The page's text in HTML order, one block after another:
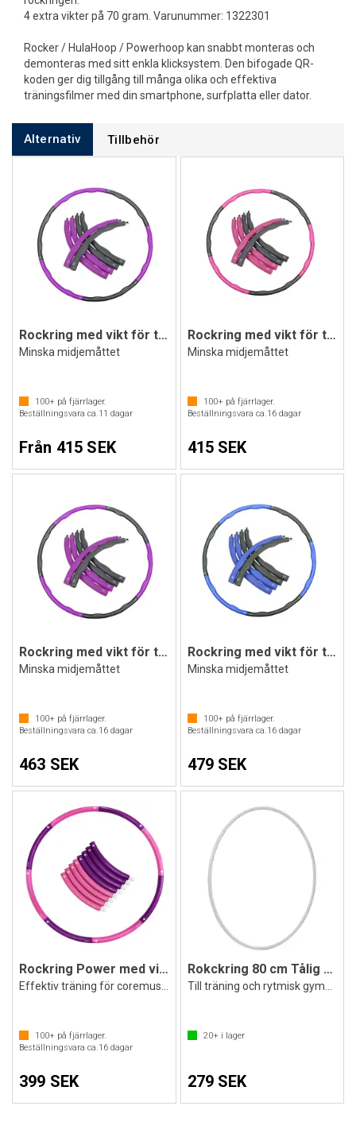
4 extra vikter på 70 gram. Varunummer: 1322301
Rocker / HulaHoop / Powerhoop kan snabbt monteras och
demonteras med sitt enkla klicksystem. Den bifogade QR-
koden ger dig tillgång till många olika och effektiva
träningsfilmer med din smartphone, surfplatta eller dator.
Alternativ Tillbehör
Rockring med vikt för träning
Minska midjemåttet
100+ på fjärrlager.
Beställningsvara ca.11 dagar
Från 415 SEK
Rockring med vikt för träning 1,2 kg
Minska midjemåttet
100+på fjärrlager.
Beställningsvara ca.16dagar
415 SEK
Rockring med vikt för träning 1,5 kg
Minska midjemåttet
100+ på fjärrlager.
Beställningsvara ca.16 dagar
463 SEK
Rockring med vikt för träning 1,8 kg
Minska midjemåttet
100+på fjärrlager.
Beställningsvara ca.16dagar
479 SEK
Rockring Power med vikt 1,4 kg
100+ på fjärrlager.
Beställningsvara ca.16 dagar
399 SEK
Rokckring 80 cm Tålig och slitstark
20+i lager
279 SEK